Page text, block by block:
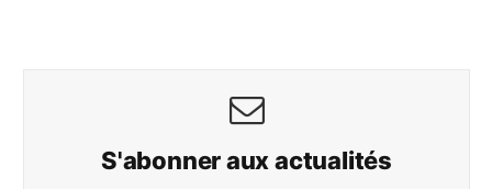
S'abonner aux actualités